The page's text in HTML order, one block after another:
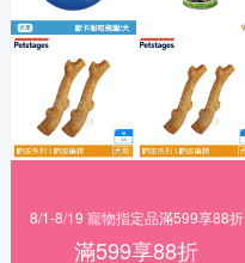
8/1-8/19 寵物指定品滿599享88折
滿599享88折